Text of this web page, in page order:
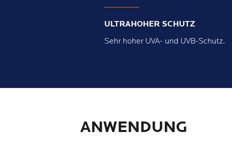
ULTRAHOHER SCHUTZ
Sehr hoher UVA- und UVB-Schutz.
ANWENDUNG